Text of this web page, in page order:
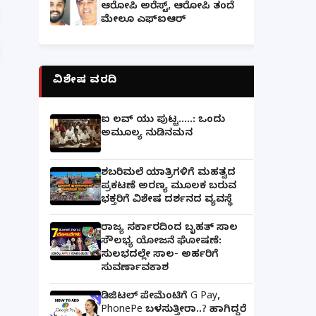
ಆರೋಪಿ ಅರೆಸ್ಟ್, ಆರೋಪಿ ತಂದೆ
ಮೇಲೂ ಎಫ್ಐಆರ್
ವಿಶೇಷ ವರದಿ
ಐ ಲವ್ ಯು ಪುಟ್ಟ.....: ಒಂದು
ಅಮೂಲ್ಯ ನುಡಿನಮನ
ಶಬರಿಮಲೆ ಯಾತ್ರಿಗಳಿಗೆ ಮಹತ್ವದ
ಪ್ರಕಟಣೆ ಅರಣ್ಯ ಮೂಲಕ ಬರುವ
ಭಕ್ತರಿಗೆ ವಿಶೇಷ ದರ್ಶನದ ವ್ಯವಸ್ಥೆ
ರಾಜ್ಯ ಸರ್ಕಾರದಿಂದ ಬೃಹತ್ ಸಾಲ
ಸೌಲಭ್ಯ ಯೋಜನೆ ಘೋಷಣೆ:
ಸುಲಭದಲ್ಲೇ ಸಾಲ- ಅರ್ಹರಿಗೆ
ಸುವರ್ಣಾವಕಾಶ
ಡಿಜಿಟಲ್ ಪೇಮೆಂಟಿಗೆ G Pay,
PhonePe ಬಳಸುತ್ತೀರಾ..? ಹಾಗಿದ್ದರೆ